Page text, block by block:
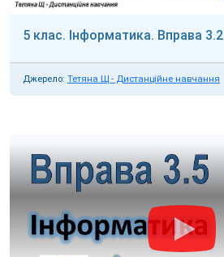
5 клас. Інформатика. Вправа 3.2
Джерело: Тетяна Щ - Дистанційне навчання